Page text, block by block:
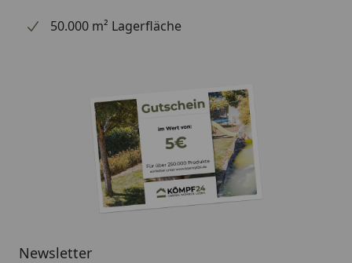
50.000 m² Lagerfläche
Newsletter